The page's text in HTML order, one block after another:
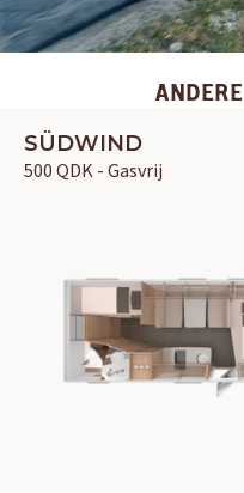
SÜDWIND
500 QDK - Gasvrij